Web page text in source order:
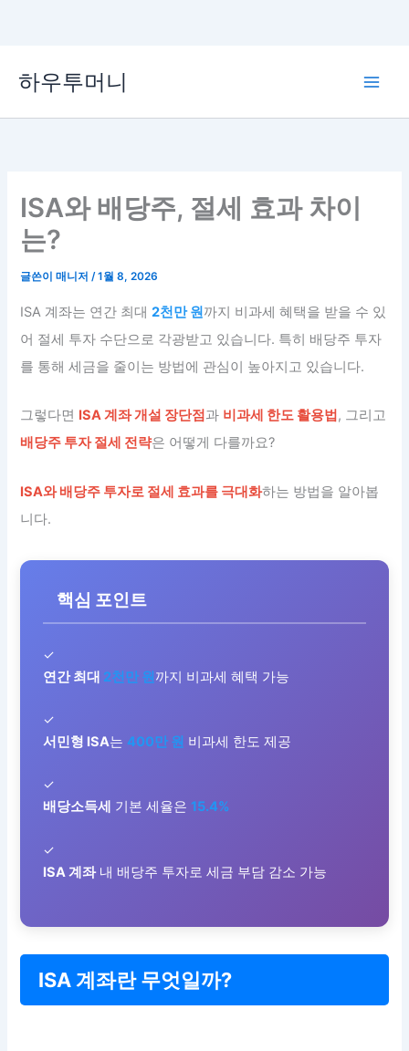
로
하우투머니
ISA와 배당주, 절세 효과 차이
는?
글쓴이매니저/1월 8, 2026
ISA 계좌는 연간 최대2천만 원까지 비과세 혜택을 받을 수 있
어 절세 투자 수단으로 각광받고 있습니다. 특히 배당주 투자
를 통해 세금을 줄이는 방법에 관심이 높아지고 있습니다.
그렇다면 ISA 계좌 개설 장단점과 비과세 한도 활용법, 그리고
배당주 투자 절세 전략은 어떻게 다를까요?
ISA와 배당주 투자로 절세 효과를 극대화하는 방법을 알아봅
니다.
핵심 포인트
✓
연간 최대 2천만 원 까지 비과세 혜택 가능
✓
서민형 ISA는400만 원 비과세 한도 제공
✓
배당소득세 기본 세율은 15.4%
✓
ISA 계좌내 배당주 투자로 세금 부담 감소 가능
ISA 계좌란 무엇일까?